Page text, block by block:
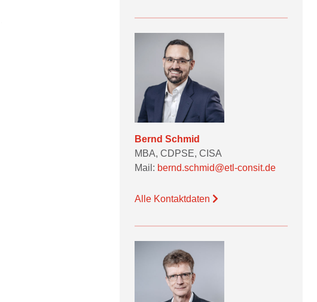
Bernd Schmid
MBA, CDPSE, CISA
Mail: bernd.schmid@etl-consit.de
Alle Kontaktdaten